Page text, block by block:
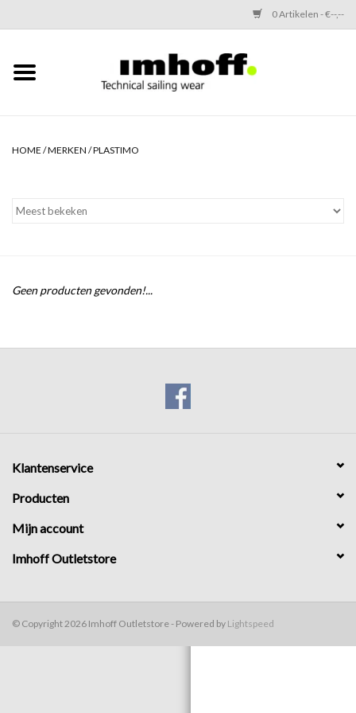
0 Artikelen - €--,--
Home
Coastal
Thermals
Kids
HOME /MERKEN /PLASTIMO
Geen producten gevonden!...
Klantenservice
Producten
Mijn account
Imhoff Outletstore
© Copyright 2026 Imhoff Outletstore - Powered by Lightspeed